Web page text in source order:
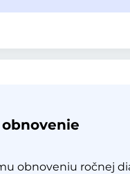
obnoveniu ročnej